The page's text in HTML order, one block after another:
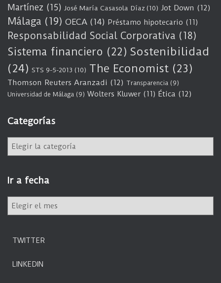
Martínez (15) José María Casasola Díaz (10) Jot Down (12)
Málaga (19) OECA (14) Préstamo hipotecario (11)
Responsabilidad Social Corporativa (18)
Sistema financiero (22) Sostenibilidad
(24) STS 9-5-2013 (10) The Economist (23)
Thomson Reuters Aranzadi (12) Transparencia (9)
Universidad de Málaga (9) Wolters Kluwer (11) Ética (12)
Categorías
e
g
o
í
Ir a fecha
TWITTER
LINKEDIN